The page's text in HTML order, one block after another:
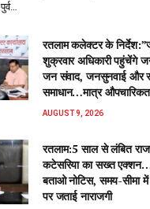
रतलाम कलेक्टर के
शुक्रवार अधिकारी पहुंचेंगे
जन संवाद, जनसुनवाई और
समाधान…मात्र औपचारिकता
AUGUST 9, 2026
रतलाम:5 साल से लंबित
कटेसरिया का सख्त
बताओ नोटिस, समय-सीमा
पर जताई नाराजगी